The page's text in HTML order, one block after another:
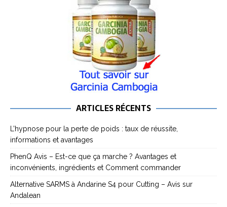
ARTICLES RÉCENTS
L’hypnose pour la perte de poids : taux de réussite,
informations et avantages
PhenQ Avis – Est-ce que ça marche ? Avantages et
inconvénients, ingrédients et Comment commander
Alternative SARMS à Andarine S4 pour Cutting – Avis sur
Andalean